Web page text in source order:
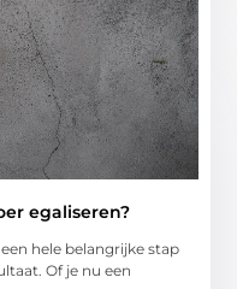
egaliseren?
hele belangrijke stap
Of je nu een